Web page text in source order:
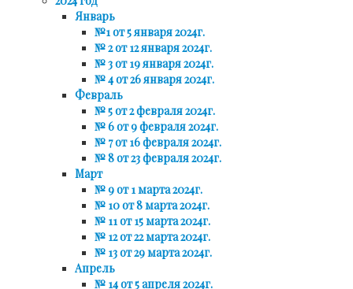
Январь
№1 от 5 января 2024г.
№ 2 от 12 января 2024г.
№ 3 от 19 января 2024г.
№ 4 от 26 января 2024г.
Февраль
№ 5 от 2 февраля 2024г.
№ 6 от 9 февраля 2024г.
№ 7 от 16 февраля 2024г.
№ 8 от 23 февраля 2024г.
Март
№ 9 от 1 марта 2024г.
№ 10 от 8 марта 2024г.
№ 11 от 15 марта 2024г.
№ 12 от 22 марта 2024г.
№ 13 от 29 марта 2024г.
Апрель
№ 14 от 5 апреля 2024г.